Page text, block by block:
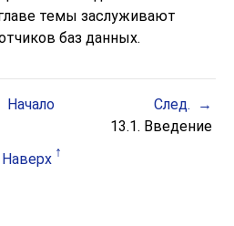
темы заслуживают
баз данных.
Начало
След.
Наверх
13.1. Введение